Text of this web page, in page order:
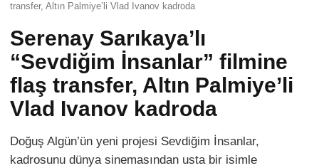
transfer, Altın Palmiye’li Vlad Ivanov kadroda
Serenay Sarıkaya’lı
“Sevdiğim İnsanlar” filmine
flaş transfer, Altın Palmiye’li
Vlad Ivanov kadroda
Doğuş Algün’ün yeni projesi Sevdiğim İnsanlar,
kadrosunu dünya sinemasından usta bir isimle